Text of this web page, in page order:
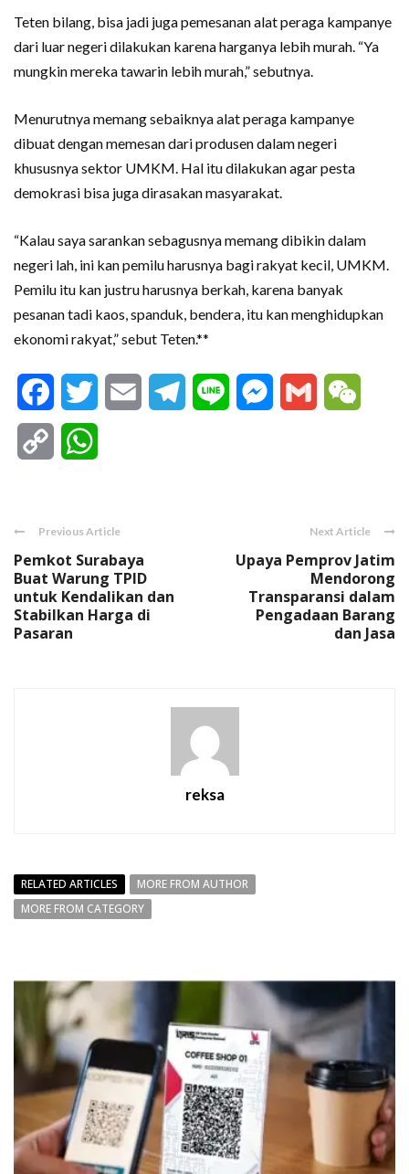
Teten bilang, bisa jadi juga pemesanan alat peraga kampanye
dari luar negeri dilakukan karena harganya lebih murah. “Ya
mungkin mereka tawarin lebih murah,” sebutnya.
Menurutnya memang sebaiknya alat peraga kampanye
dibuat dengan memesan dari produsen dalam negeri
khususnya sektor UMKM. Hal itu dilakukan agar pesta
demokrasi bisa juga dirasakan masyarakat.
“Kalau saya sarankan sebagusnya memang dibikin dalam
negeri lah, ini kan pemilu harusnya bagi rakyat kecil, UMKM.
Pemilu itu kan justru harusnya berkah, karena banyak
pesanan tadi kaos, spanduk, bendera, itu kan menghidupkan
ekonomi rakyat,” sebut Teten.**
FacebookTwitter Email Telegram
Line Messenger
Gmail
Copy
Previous Article
Pemkot Surabaya
Buat Warung TPID
untuk Kendalikan dan
Stabilkan Harga di
Pasaran
Next Article
Upaya Pemprov Jatim
Mendorong
Transparansi dalam
Pengadaan Barang
dan Jasa
reksa
RELATED ARTICLES
MORE FROM AUTHOR
MORE FROM CATEGORY